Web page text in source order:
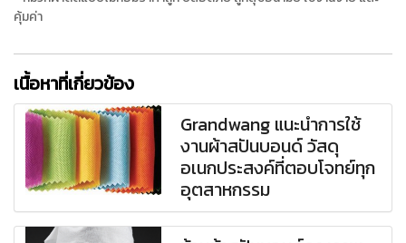
คุ้มค่า
เนื้อหาที่เกี่ยวข้อง
Grandwang แนะนำการใช้
งานผ้าสปันบอนด์ วัสดุ
อเนกประสงค์ที่ตอบโจทย์ทุก
อุตสาหกรรม